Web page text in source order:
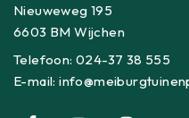
Nieuweweg 195
6603 BM Wijchen
Telefoon:024-37 38 555
E-mail: